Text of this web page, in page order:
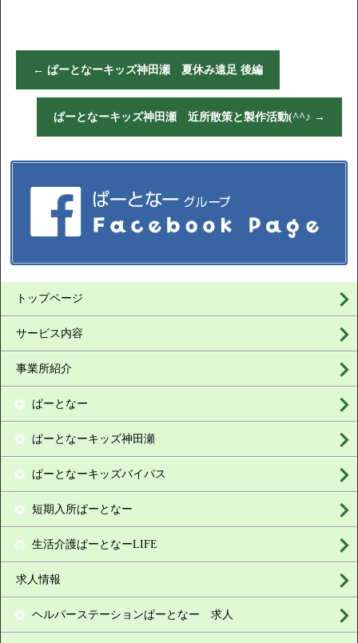
← ぱーとなーキッズ神田瀬 夏休み遠足 後編
ぱーとなーキッズ神田瀬 近所散策と製作活動(^^♪ →
トップページ
サービス内容
事業所紹介
ぱーとなー
ぱーとなーキッズ神田瀬
ぱーとなーキッズバイパス
短期入所ぱーとなー
生活介護ぱーとなーLIFE
求人情報
ヘルパーステーションぱーとなー 求人